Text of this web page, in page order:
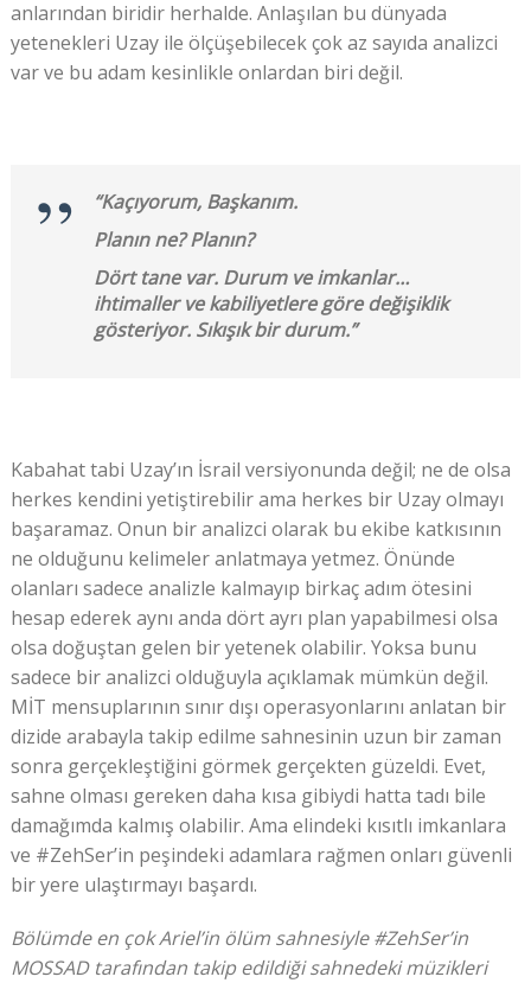
anlarından biridir herhalde. Anlaşılan bu dünyada
yetenekleri Uzay ile ölçüşebilecek çok az sayıda analizci
var ve bu adam kesinlikle onlardan biri değil.
“Kaçıyorum, Başkanım.
Planın ne? Planın?
Dört tane var. Durum ve imkanlar…
ihtimaller ve kabiliyetlere göre değişiklik
gösteriyor. Sıkışık bir durum.”
Kabahat tabi Uzay’ın İsrail versiyonunda değil; ne de olsa
herkes kendini yetiştirebilir ama herkes bir Uzay olmayı
başaramaz. Onun bir analizci olarak bu ekibe katkısının
ne olduğunu kelimeler anlatmaya yetmez. Önünde
olanları sadece analizle kalmayıp birkaç adım ötesini
hesap ederek aynı anda dört ayrı plan yapabilmesi olsa
olsa doğuştan gelen bir yetenek olabilir. Yoksa bunu
sadece bir analizci olduğuyla açıklamak mümkün değil.
MİT mensuplarının sınır dışı operasyonlarını anlatan bir
dizide arabayla takip edilme sahnesinin uzun bir zaman
sonra gerçekleştiğini görmek gerçekten güzeldi. Evet,
sahne olması gereken daha kısa gibiydi hatta tadı bile
damağımda kalmış olabilir. Ama elindeki kısıtlı imkanlara
ve #ZehSer’in peşindeki adamlara rağmen onları güvenli
bir yere ulaştırmayı başardı.
Bölümde en çok Ariel’in ölüm sahnesiyle #ZehSer’in
MOSSAD tarafından takip edildiği sahnedeki müzikleri